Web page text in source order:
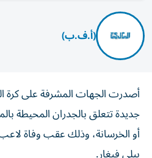
(أ.ف.ب)
أصدرت الجهات المشرفة على كرة
جديدة تتعلق بالجدران المحيطة
أو الخرسانة، وذلك عقب وفاة